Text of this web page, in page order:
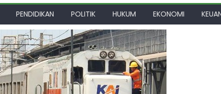
PENDIDIKAN POLITIK HUKUM EKONOMI